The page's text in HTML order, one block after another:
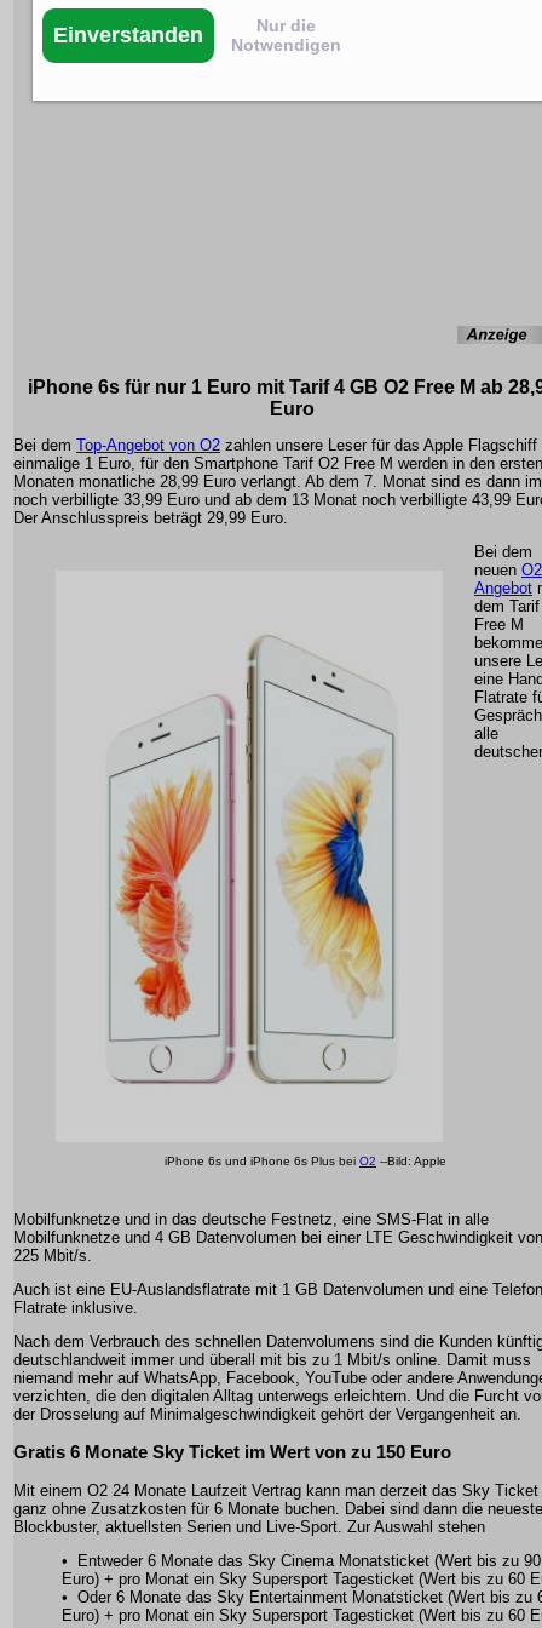
iPhone 6s für nur 1 Euro mit Tarif 4 GB O2 Free M ab
Euro
Bei dem Top-Angebot von O2 zahlen unsere Leser für das Apple Flagschiff
einmalige 1 Euro, für den Smartphone Tarif O2 Free M werden in den
Monaten monatliche 28,99 Euro verlangt. Ab dem 7. Monat sind es dann
noch verbilligte 33,99 Euro und ab dem 13 Monat noch verbilligte 43,99
Der Anschlusspreis beträgt 29,99 Euro.
iPhone 6s und iPhone 6s Plus bei O2 --Bild: Apple
Bei dem
neuen O2
Angebot
dem
Free M
unsere
eine
Flatrate
alle
Mobilfunknetze und in das deutsche Festnetz, eine SMS-Flat in alle
Mobilfunknetze und 4 GB Datenvolumen bei einer LTE Geschwindigkeit von
225 Mbit/s.
Auch ist eine EU-Auslandsflatrate mit 1 GB Datenvolumen und eine
Flatrate inklusive.
Nach dem Verbrauch des schnellen Datenvolumens sind die Kunden
deutschlandweit immer und überall mit bis zu 1 Mbit/s online. Damit muss
niemand mehr auf WhatsApp, Facebook, YouTube oder andere
verzichten, die den digitalen Alltag unterwegs erleichtern. Und die Furcht
der Drosselung auf Minimalgeschwindigkeit gehört der Vergangenheit an.
Gratis 6 Monate Sky Ticket im Wert von zu 150 Euro
Mit einem O2 24 Monate Laufzeit Vertrag kann man derzeit das Sky Ticket
ganz ohne Zusatzkosten für 6 Monate buchen. Dabei sind dann die
Blockbuster, aktuellsten Serien und Live-Sport. Zur Auswahl stehen
• Entweder 6 Monate das Sky Cinema Monatsticket (Wert bis zu 90
Euro) + pro Monat ein Sky Supersport Tagesticket (Wert bis zu 60
• Oder 6 Monate das Sky Entertainment Monatsticket (Wert bis zu
Euro) + pro Monat ein Sky Supersport Tagesticket (Wert bis zu 60
Einverstanden
Nur die
Notwendigen